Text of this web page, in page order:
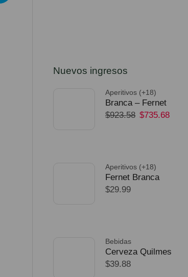
Nuevos ingresos
Aperitivos (+18)
Branca – Fernet
750ml – Pack 32
$923.58 $735.68
Aperitivos (+18)
Fernet Branca
Edicion Limitada
$29.99
Bebidas
Cerveza Quilmes
Mundial 710ml
$39.88